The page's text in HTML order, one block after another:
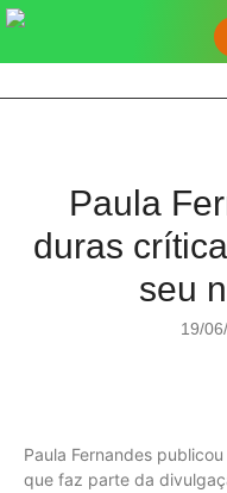
Paula
duras
seu
19/
Paula Fernandes
que faz parte da